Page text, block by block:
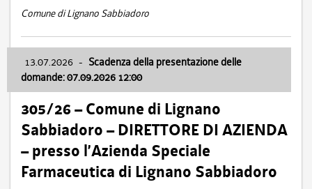
Comune di Lignano Sabbiadoro
13.07.2026 - Scadenza della presentazione delle
domande: 07.09.2026 12:00
305/26 – Comune di Lignano
Sabbiadoro – DIRETTORE DI AZIENDA
– presso l’Azienda Speciale
Farmaceutica di Lignano Sabbiadoro